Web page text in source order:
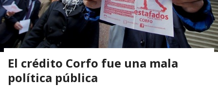
El crédito Corfo fue una mala
política pública